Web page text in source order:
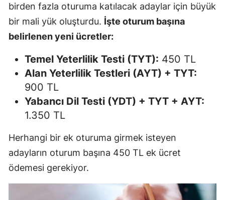
birden fazla oturuma katılacak adaylar için büyük
bir mali yük oluşturdu. İşte oturum başına
belirlenen yeni ücretler:
Temel Yeterlilik Testi (TYT): 450 TL
Alan Yeterlilik Testleri (AYT) + TYT:
900 TL
Yabancı Dil Testi (YDT) + TYT + AYT:
1.350 TL
Herhangi bir ek oturuma girmek isteyen
adayların oturum başına 450 TL ek ücret
ödemesi gerekiyor.